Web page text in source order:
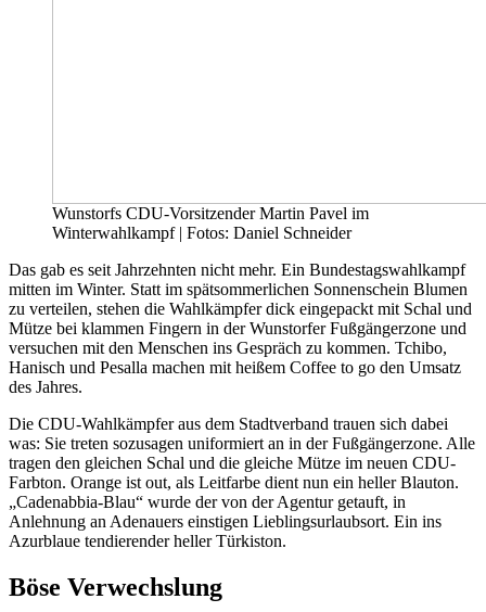
Wunstorfs CDU-Vorsitzender Martin Pavel im
Winterwahlkampf | Fotos: Daniel Schneider
Das gab es seit Jahrzehnten nicht mehr. Ein Bundestagswahlkampf
mitten im Winter. Statt im spätsommerlichen Sonnenschein Blumen
zu verteilen, stehen die Wahlkämpfer dick eingepackt mit Schal und
Mütze bei klammen Fingern in der Wunstorfer Fußgängerzone und
versuchen mit den Menschen ins Gespräch zu kommen. Tchibo,
Hanisch und Pesalla machen mit heißem Coffee to go den Umsatz
des Jahres.
Die CDU-Wahlkämpfer aus dem Stadtverband trauen sich dabei
was: Sie treten sozusagen uniformiert an in der Fußgängerzone. Alle
tragen den gleichen Schal und die gleiche Mütze im neuen CDU-
Farbton. Orange ist out, als Leitfarbe dient nun ein heller Blauton.
„Cadenabbia-Blau“ wurde der von der Agentur getauft, in
Anlehnung an Adenauers einstigen Lieblingsurlaubsort. Ein ins
Azurblaue tendierender heller Türkiston.
Böse Verwechslung